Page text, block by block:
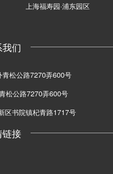
上海福寿园·浦东园区
们
青松公路7270弄600号
松公路7270弄600号
区书院镇杞青路1717号
接